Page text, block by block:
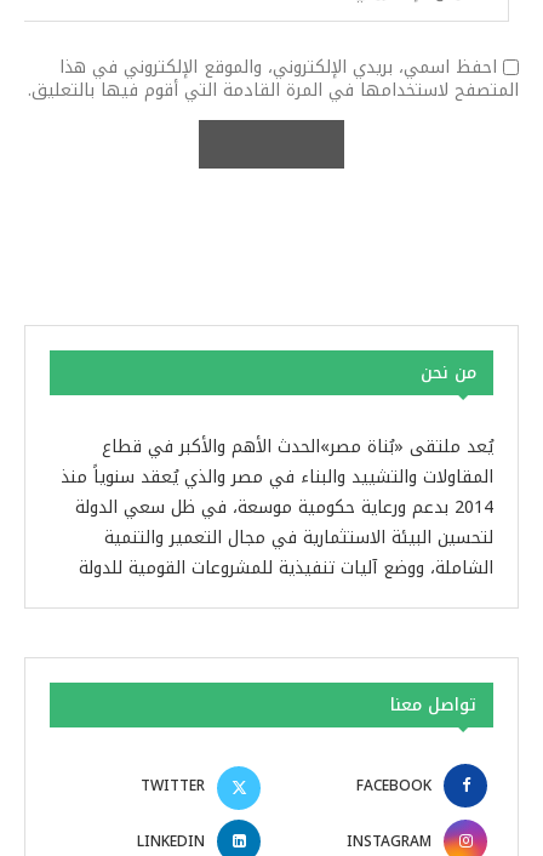
احفظ اسمي، بريدي الإلكتروني، والموقع الإلكتروني في هذا
المتصفح لاستخدامها في المرة القادمة التي أقوم فيها بالتعليق.
من نحن
يُعد ملتقى «بُناة مصر»الحدث الأهم والأكبر في قطاع
المقاولات والتشييد والبناء في مصر والذي يُعقد سنوياً منذ
2014 بدعم ورعاية حكومية موسعة، في ظل سعي الدولة
لتحسين البيئة الاستثمارية في مجال التعمير والتنمية
الشاملة، ووضع آليات تنفيذية للمشروعات القومية للدولة
تواصل معنا
FACEBOOK
TWITTER
INSTAGRAM
LINKEDIN